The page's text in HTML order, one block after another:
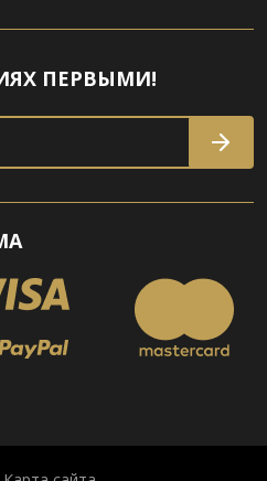
ПЕРВЫМИ!